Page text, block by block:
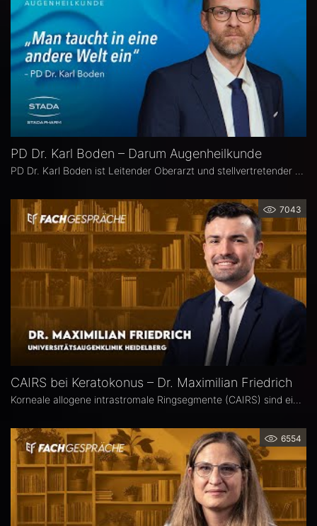
PD Dr. Karl Boden – Darum Augenheilkunde
7043
CAIRS bei Keratokonus – Dr. Maximilian Friedrich
6554